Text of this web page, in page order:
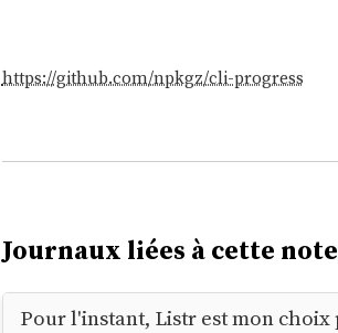
https://github.com/npkgz/cli-progress
Journaux liées à cette
Pour l'instant, Listr est mon